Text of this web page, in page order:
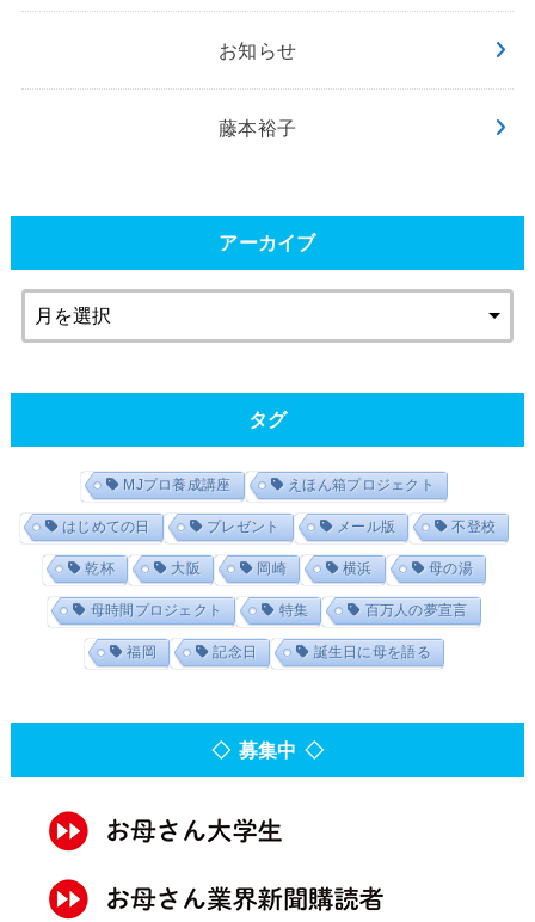
お知らせ
藤本裕子
アーカイブ
タグ
MJプロ養成講座 えほん箱プロジェクト
はじめての日 プレゼント メール版 不登校
乾杯 大阪 岡崎 横浜 母の湯
母時間プロジェクト 特集 百万人の夢宣言
福岡 記念日 誕生日に母を語る
◇ 募集中 ◇